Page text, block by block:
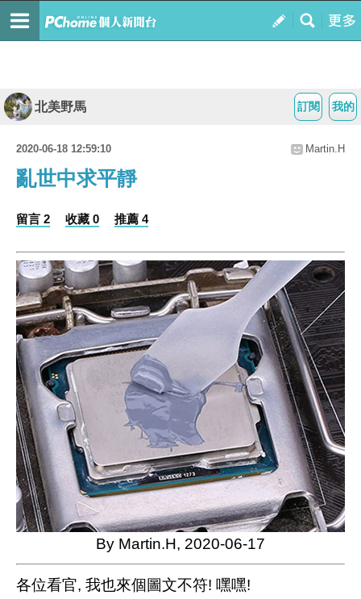
我的
訂閱
北美野馬
2020-06-18 12:59:10 Martin.H
亂世中求平靜
留言 2 收藏 0 推薦 4
By Martin.H, 2020-06-17
各位看官, 我也來個圖文不符! 嘿嘿!